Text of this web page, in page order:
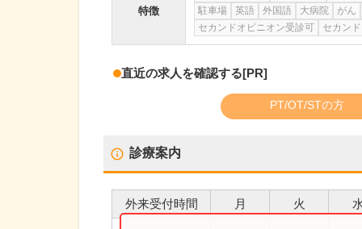
特徴
駐車場
英語 外国語 大病院 がん
セカンドオピニオン受診可
セカン
直近の求人を確認する[PR]
PT/OT/STの方
診療案内
外来受付時間 月 火